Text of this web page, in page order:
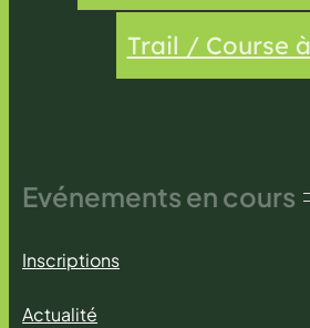
Trail / Course
Evénements en cours
Inscriptions
Actualité